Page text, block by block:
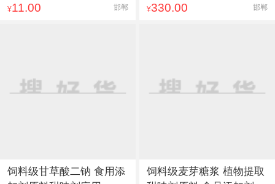
¥11.00 邯郸 ¥330.00 邯郸
饲料级甘草酸二钠 食用添
饲料级麦芽糖浆 植物提取